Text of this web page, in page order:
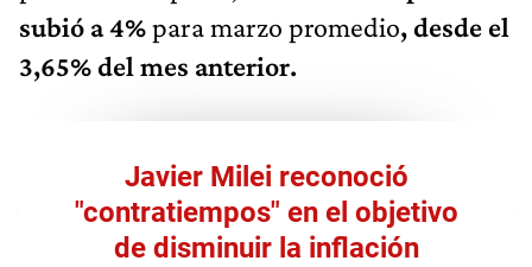
subió a 4%para marzo promedio, desde el
3,65% del mes anterior.
Javier Milei reconoció
"contratiempos" en el objetivo
de disminuir la inflación